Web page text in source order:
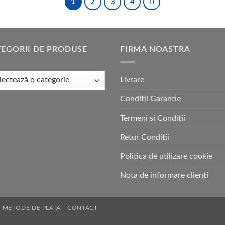
1 2 3 4
DE PRODUSE FIRMA NOASTRA
Livrare
Conditii Garantie
Termeni si Conditii
Retur Conditii
Politica de utilizare cookie
Nota de informare clienti
METODE DE PLATA CONTACT